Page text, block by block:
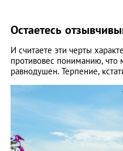
Остаетесь
И считаете эти черты
противовес пониманию,
равнодушен. Терпение,